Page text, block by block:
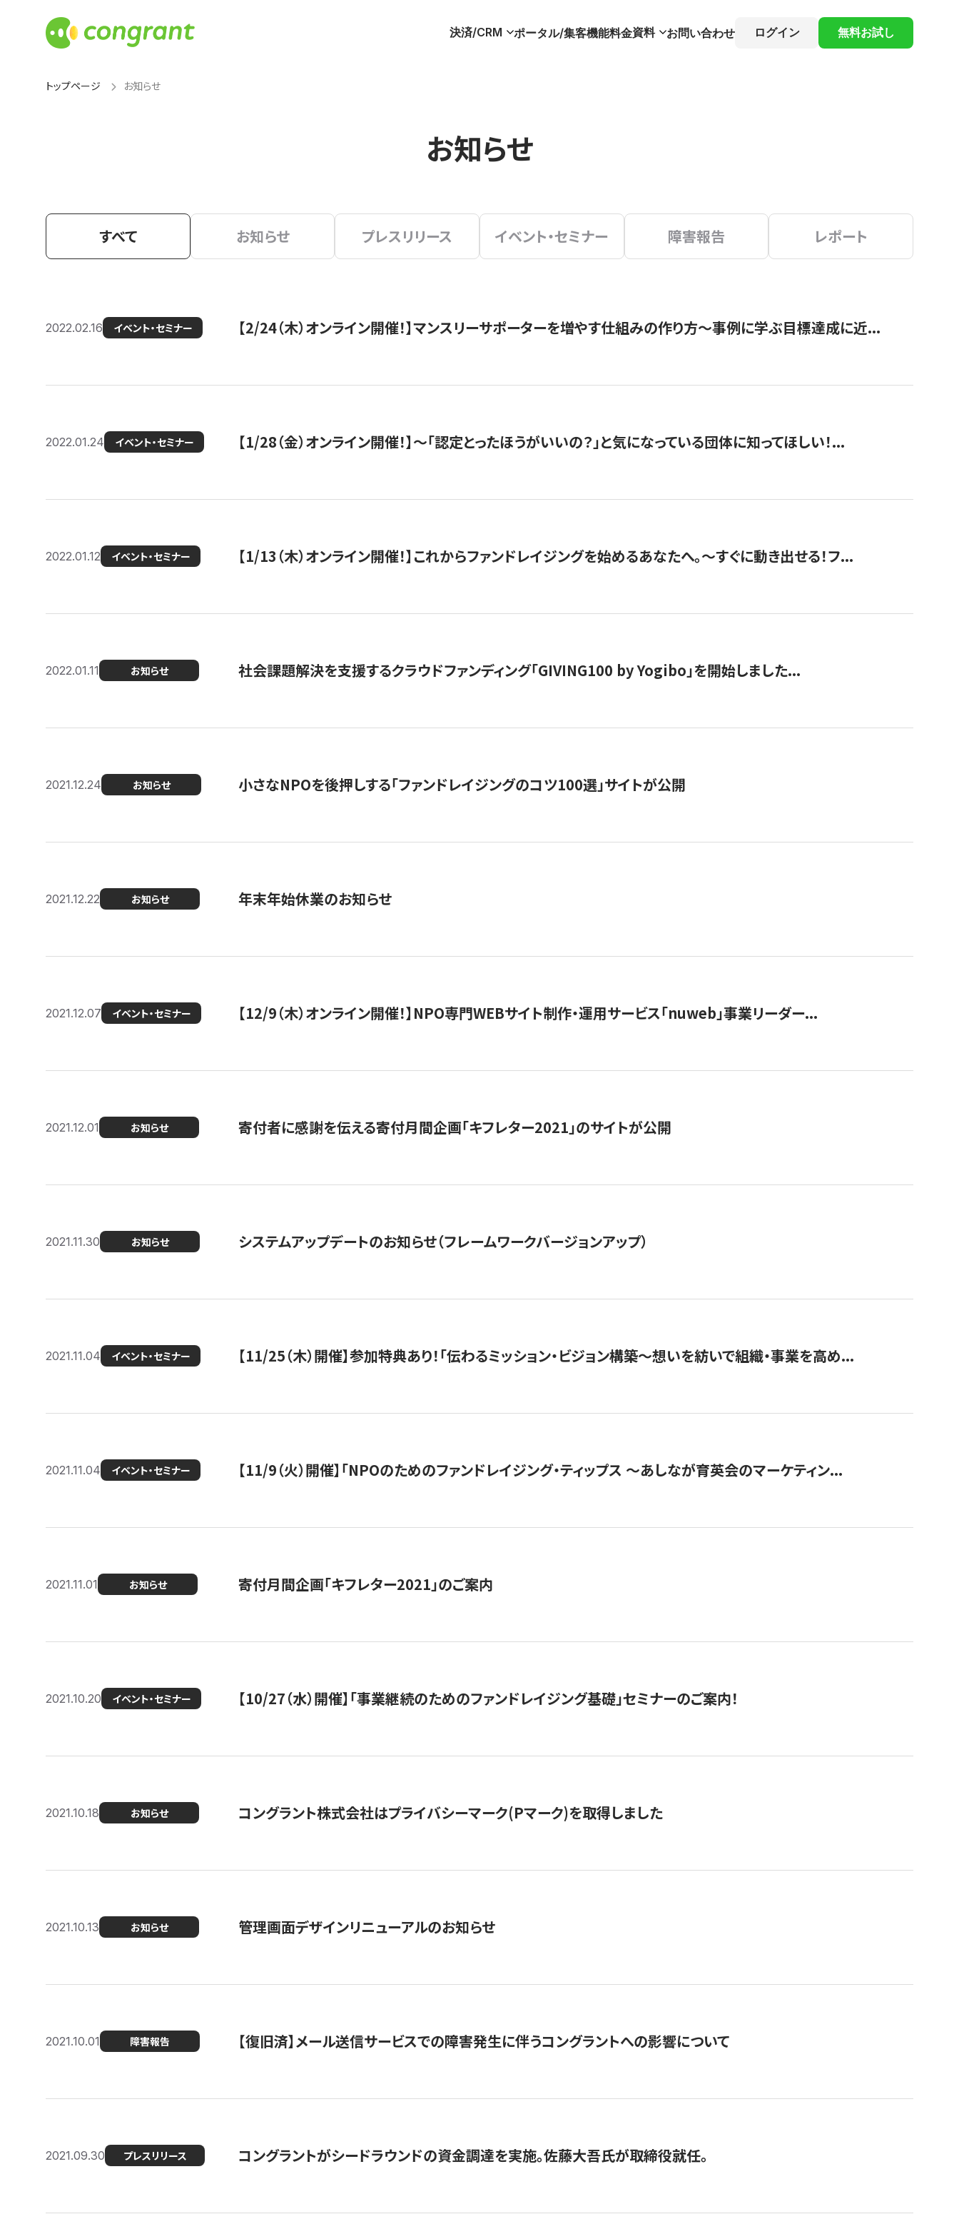
決済/CRM ポータル/集客機能料金資料 お問い合わせ ログイン 無料お試し
トップページ お知らせ
お知らせ
すべて お知らせ プレスリリース イベント・セミナー 障害報告 レポート
2022.02.16 イベント・セミナー 【2/24（木）オンライン開催！】マンスリーサポーターを増やす仕組みの作り方〜事例に学ぶ目標達成に近...
2022.01.24 イベント・セミナー 【1/28（金）オンライン開催！】〜「認定とったほうがいいの？」と気になっている団体に知ってほしい！...
2022.01.12 イベント・セミナー 【1/13（木）オンライン開催！】これからファンドレイジングを始めるあなたへ。〜すぐに動き出せる！フ...
2022.01.11 お知らせ 社会課題解決を支援するクラウドファンディング「GIVING100 by Yogibo」を開始しました...
2021.12.24 お知らせ 小さなNPOを後押しする「ファンドレイジングのコツ100選」サイトが公開
2021.12.22 お知らせ 年末年始休業のお知らせ
2021.12.07 イベント・セミナー 【12/9（木）オンライン開催！】NPO専門WEBサイト制作・運用サービス「nuweb」事業リーダー...
2021.12.01 お知らせ 寄付者に感謝を伝える寄付月間企画「キフレター2021」のサイトが公開
2021.11.30 お知らせ システムアップデートのお知らせ（フレームワークバージョンアップ）
2021.11.04 イベント・セミナー 【11/25（木）開催】参加特典あり！「伝わるミッション・ビジョン構築〜想いを紡いで組織・事業を高め...
2021.11.04 イベント・セミナー 【11/9（火）開催】「NPOのためのファンドレイジング・ティップス 〜あしなが育英会のマーケティン...
2021.11.01 お知らせ 寄付月間企画「キフレター2021」のご案内
2021.10.20 イベント・セミナー 【10/27（水）開催】「事業継続のためのファンドレイジング基礎」セミナーのご案内！
2021.10.18 お知らせ コングラント株式会社はプライバシーマーク(Pマーク)を取得しました
2021.10.13 お知らせ 管理画面デザインリニューアルのお知らせ
2021.10.01 障害報告 【復旧済】メール送信サービスでの障害発生に伴うコングラントへの影響について
2021.09.30 プレスリリース コングラントがシードラウンドの資金調達を実施。佐藤大吾氏が取締役就任。